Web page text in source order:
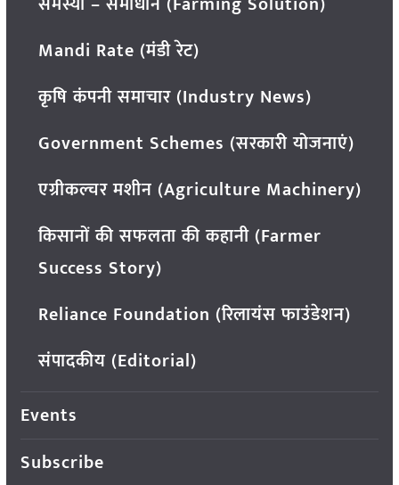
Mandi Rate (मंडी रेट)
कृषि कंपनी समाचार (Industry News)
Government Schemes (सरकारी योजनाएं)
एग्रीकल्चर मशीन (Agriculture Machinery)
किसानों की सफलता की कहानी (Farmer
Success Story)
Reliance Foundation (रिलायंस फाउंडेशन)
संपादकीय (Editorial)
Events
Subscribe